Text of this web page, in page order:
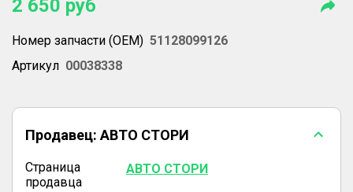
2 650 руб
Номер запчасти (OEM) 51128099126
Артикул 00038338
Продавец: АВТО СТОРИ
Страница
продавца
АВТО СТОРИ